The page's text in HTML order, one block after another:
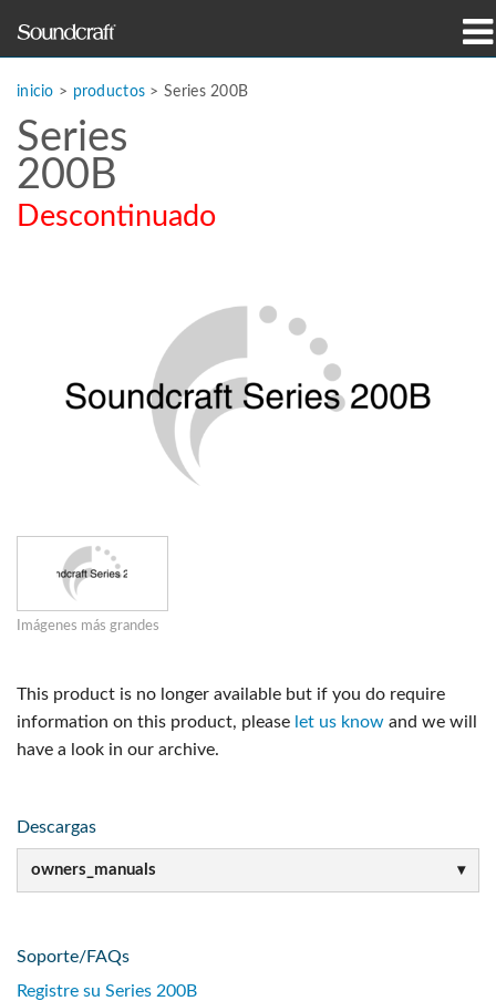
Casos de estudio y noticias
dónde comprar
inicio > productos >Series 200B
Series
200B
Descontinuado
Imágenes más grandes
This product is no longer available but if you do require
information on this product, please let us know and we will
have a look in our archive.
Descargas
owners_manuals
Soporte/FAQs
Registre su Series 200B